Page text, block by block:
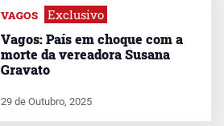
VAGOS Exclusivo
Vagos: País em choque com a
morte da vereadora Susana
Gravato
29 de Outubro, 2025